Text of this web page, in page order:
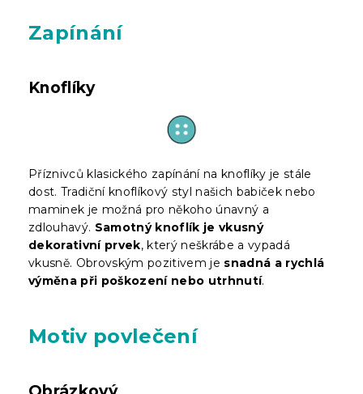
Zapínání
Knoflíky
Příznivců klasického zapínání na knoflíky je stále
dost. Tradiční knoflíkový styl našich babiček nebo
maminek je možná pro někoho únavný a
zdlouhavý. Samotný knoflík je vkusný
dekorativní prvek, který neškrábe a vypadá
vkusně. Obrovským pozitivem je snadná a rychlá
výměna při poškození nebo utrhnutí.
Motiv povlečení